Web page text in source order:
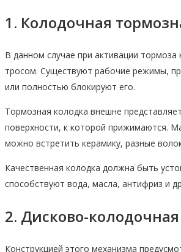
1. Колодочная
В данном случае при активации
тросом. Существуют рабочие режимы,
или полностью блокируют его.
Тормозная колодка внешне
поверхности, к которой прижимаются.
можно встретить керамику, разные
Качественная колодка должна быть
способствуют вода, масла, антифриз и
2. Дисково-
Конструкцией этого механизма